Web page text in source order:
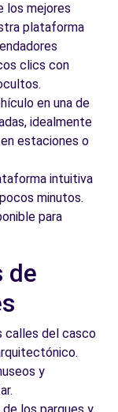
los mejores
plataforma
clics con
en una de
idealmente
estaciones o
intuitiva
minutos.
para
de
calles del casco
y